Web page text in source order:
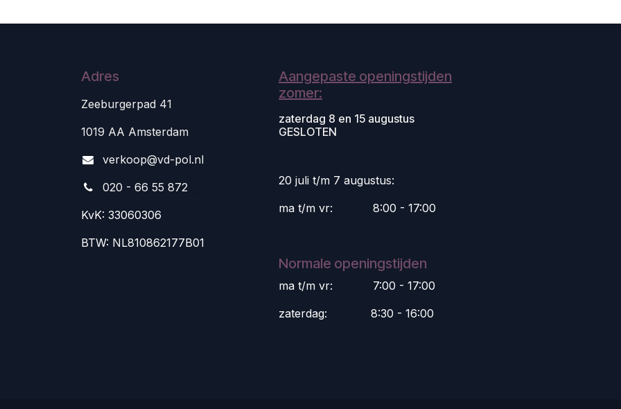
Adres
Zeeburgerpad 41
1019 AA Amsterdam
verkoop@vd-pol.nl
020 - 66 55 872
KvK: 33060306
BTW: NL810862177B01
Aangepaste openingstijden
zomer:
zaterdag 8 en 15 augustus
GESLOTEN
20 juli t/m 7 augustus:
ma t/m vr:
​8:00 - 17:00
Normale openingstijden
ma t/m vr:
​7:00 - 17:00
zaterdag:
​8:30 - 16:00